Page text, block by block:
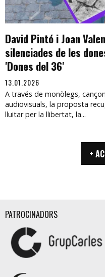
David Pintó i Joan
silenciades de les
'Dones del 36'
13.01.2026
A través de monòlegs,
audiovisuals, la proposta
lluitar per la llibertat, la...
+
PATROCINADORS